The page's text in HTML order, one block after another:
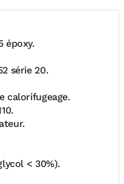
époxy.
série 20.
calorifugeage.
< 30%).